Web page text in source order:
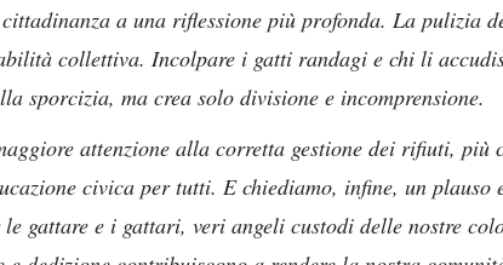
a una riflessione più profonda. La pulizia
collettiva. Incolpare i gatti randagi e chi li
sporcizia, ma crea solo divisione e incomprensione.
attenzione alla corretta gestione dei rifiuti, più
civica per tutti. E chiediamo, infine, un plauso
gattare e i gattari, veri angeli custodi delle nostre